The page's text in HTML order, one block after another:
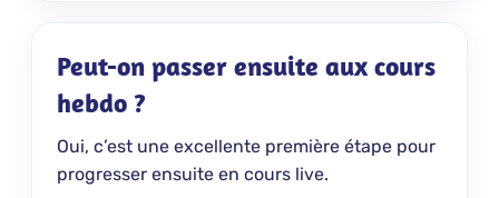
Peut-on passer ensuite aux cours
hebdo ?
Oui, c’est une excellente première étape pour
progresser ensuite en cours live.